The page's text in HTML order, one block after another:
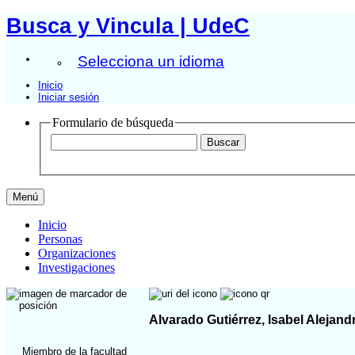
Busca y Vincula | UdeC
Selecciona un idioma
Inicio
Iniciar sesión
Formulario de búsqueda
Menú
Inicio
Personas
Organizaciones
Investigaciones
Alvarado Gutiérrez, Isabel
Miembro de la facultad